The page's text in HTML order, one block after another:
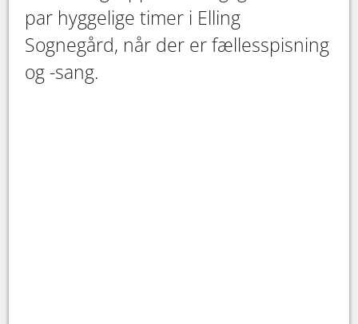
par hyggelige timer i Elling
Sognegård, når der er fællesspisning
og -sang.